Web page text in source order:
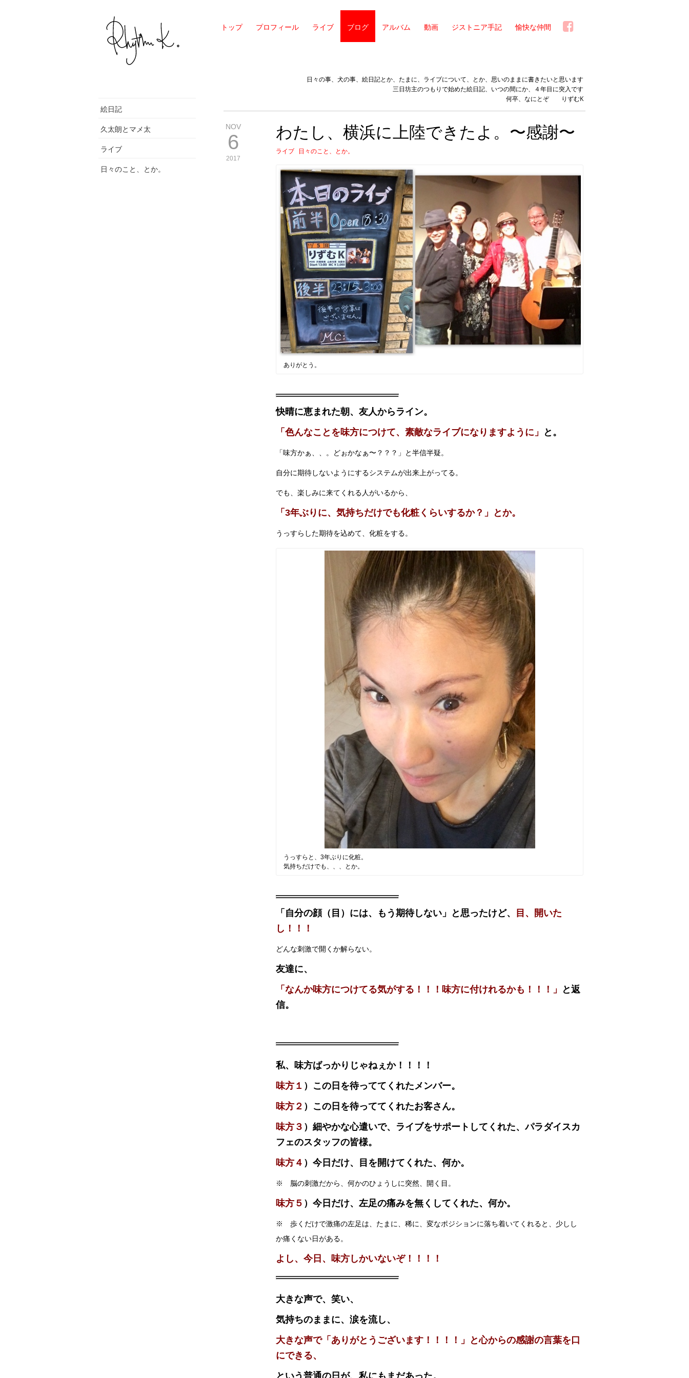
トップ プロフィール ライブ ブログ アルバム 動画 ジストニア手記 愉快な仲間
絵日記
久太朗とマメ太
ライブ
日々のこと、とか。
日々の事、犬の事、絵日記とか、たまに、ライブについて、とか、思いのままに書きたいと思います
三日坊主のつもりで始めた絵日記、いつの間にか、４年目に突入です
何卒、なにとぞ りずむK
NOV
6
2017
わたし、横浜に上陸できたよ。〜感謝〜
ライブ 日々のこと、とか。
ありがとう。
快晴に恵まれた朝、友人からライン。
「色んなことを味方につけて、素敵なライブになりますように」
と。
「味方かぁ、、。どぉかなぁ〜？？？」と半信半疑。
自分に期待しないようにするシステムが出来上がってる。
でも、楽しみに来てくれる人がいるから、
「3年ぶりに、気持ちだけでも化粧くらいするか？」とか。
うっすらした期待を込めて、化粧をする。
うっすらと、3年ぶりに化粧。
気持ちだけでも、、、とか。
「自分の顔（目）には、もう期待しない」と思ったけど、
目、開いた
し！！！
どんな刺激で開くか解らない。
友達に、
「なんか味方につけてる気がする！！！味方に付けれるかも！！！」
と返
信。
私、味方ばっかりじゃねぇか！！！！
味方１ ）この日を待っててくれたメンバー。
味方２ ）この日を待っててくれたお客さん。
味方３ ）細やかな心遣いで、ライブをサポートしてくれた、パラダイスカ
フェのスタッフの皆様。
味方４ ）今日だけ、目を開けてくれた、何か。
※ 脳の刺激だから、何かのひょうしに突然、開く目。
味方５ ）今日だけ、左足の痛みを無くしてくれた、何か。
※ 歩くだけで激痛の左足は、たまに、稀に、変なポジションに落ち着いてくれると、少しし
か痛くない日がある。
よし、今日、味方しかいないぞ！！！！
大きな声で、笑い、
気持ちのままに、涙を流し、
大きな声で「ありがとうございます！！！！」と心からの感謝の言葉を口
にできる、
という普通の日が、私にもまだあった。